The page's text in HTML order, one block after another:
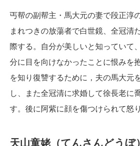
丐帮の副帮主・馬大元の妻で段正淳
まれつきの放蕩者で白世鏡、全冠清
際する。自分が美しいと知っていて
分に目を向けなかったことに恨みを
を知り復讐するために，夫の馬大元
し、また全冠清に求婚して徐長老に
す。後に阿紫に顔を傷つけられて怒
天山童姥（てんさんどうぼ）